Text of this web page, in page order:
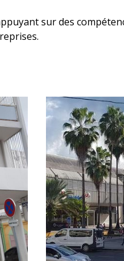
sur des